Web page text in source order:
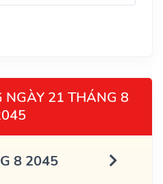
NGÀY 21 THÁNG 8
8 2045